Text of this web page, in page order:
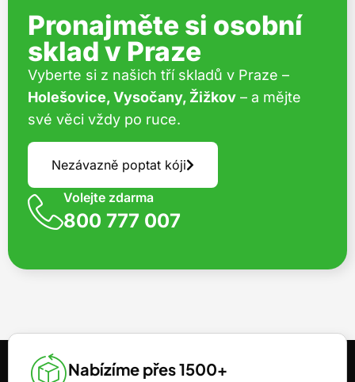
Pronajměte si osobní
sklad v Praze
Vyberte si z našich tří skladů v Praze –
Holešovice, Vysočany, Žižkov – a mějte
své věci vždy po ruce.
Nezávazně poptat kóji
Volejte zdarma
800 777 007
Nabízíme přes 1500+